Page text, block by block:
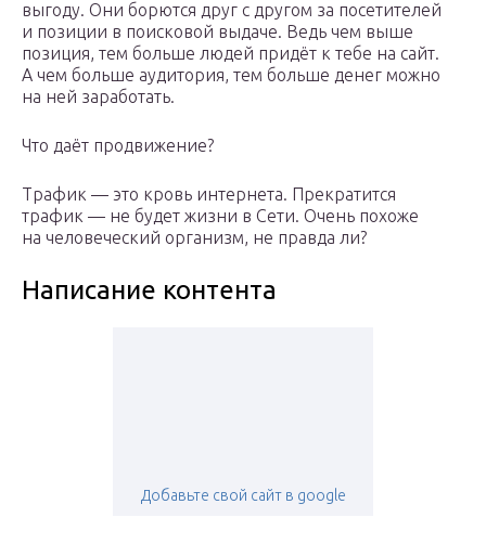
выгоду. Они борются друг с другом за посетителей
и позиции в поисковой выдаче. Ведь чем выше
позиция, тем больше людей придёт к тебе на сайт.
А чем больше аудитория, тем больше денег можно
на ней заработать.
Что даёт продвижение?
Трафик — это кровь интернета. Прекратится
трафик — не будет жизни в Сети. Очень похоже
на человеческий организм, не правда ли?
Написание контента
Добавьте свой сайт в google